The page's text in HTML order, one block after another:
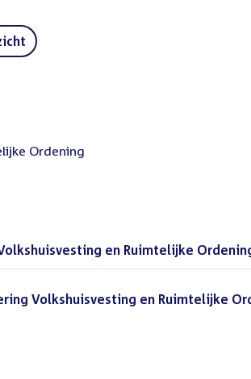
Ordening
en Ruimtelijke
Volkshuisvesting en Ruimtelijke